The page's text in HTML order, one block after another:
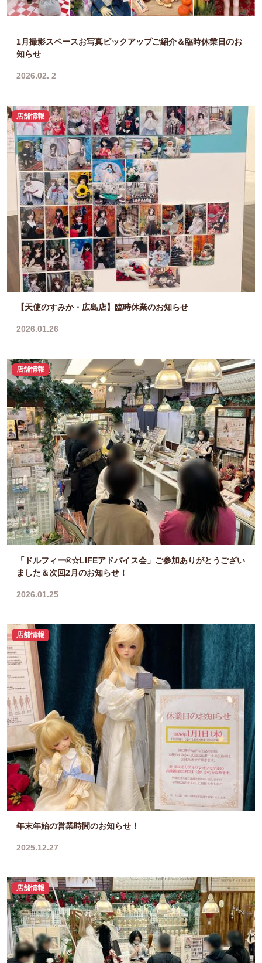
1月撮影スペースお写真ピックアップご紹介＆臨時休業日のお
知らせ
2026.02. 2
店舗情報
【天使のすみか・広島店】臨時休業のお知らせ
2026.01.26
店舗情報
「ドルフィー®☆LIFEアドバイス会」ご参加ありがとうござい
ました＆次回2月のお知らせ！
2026.01.25
店舗情報
年末年始の営業時間のお知らせ！
2025.12.27
店舗情報